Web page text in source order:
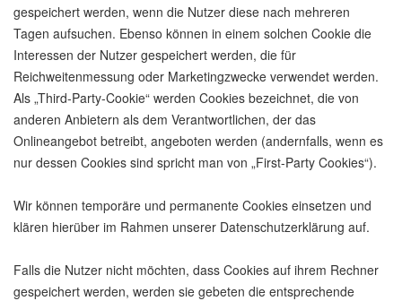
gespeichert werden, wenn die Nutzer diese nach mehreren
Tagen aufsuchen. Ebenso können in einem solchen Cookie die
Interessen der Nutzer gespeichert werden, die für
Reichweitenmessung oder Marketingzwecke verwendet werden.
Als „Third-Party-Cookie“ werden Cookies bezeichnet, die von
anderen Anbietern als dem Verantwortlichen, der das
Onlineangebot betreibt, angeboten werden (andernfalls, wenn es
nur dessen Cookies sind spricht man von „First-Party Cookies“).
Wir können temporäre und permanente Cookies einsetzen und
klären hierüber im Rahmen unserer Datenschutzerklärung auf.
Falls die Nutzer nicht möchten, dass Cookies auf ihrem Rechner
gespeichert werden, werden sie gebeten die entsprechende